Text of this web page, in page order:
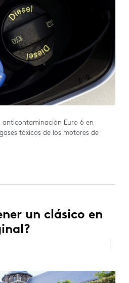
Euro 6 en
tóxicos de los motores de
un clásico en